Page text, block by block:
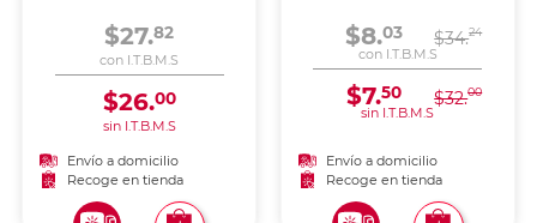
$27.82
con I.T.B.M.S
$26.00
sin I.T.B.M.S
Envío a domicilio
Recoge en tienda
$8.03 $34.24
con I.T.B.M.S
$7.50 $32.00
sin I.T.B.M.S
Envío a domicilio
Recoge en tienda